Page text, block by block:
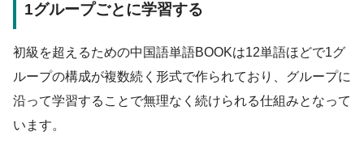
1グループごとに学習する
初級を超えるための中国語単語BOOKは12単語ほどで1グ
ループの構成が複数続く形式で作られており、グループに
沿って学習することで無理なく続けられる仕組みとなって
います。